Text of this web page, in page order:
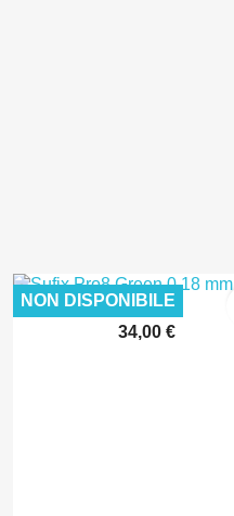
Anteprima
34,00 €
NON DISPONIBILE